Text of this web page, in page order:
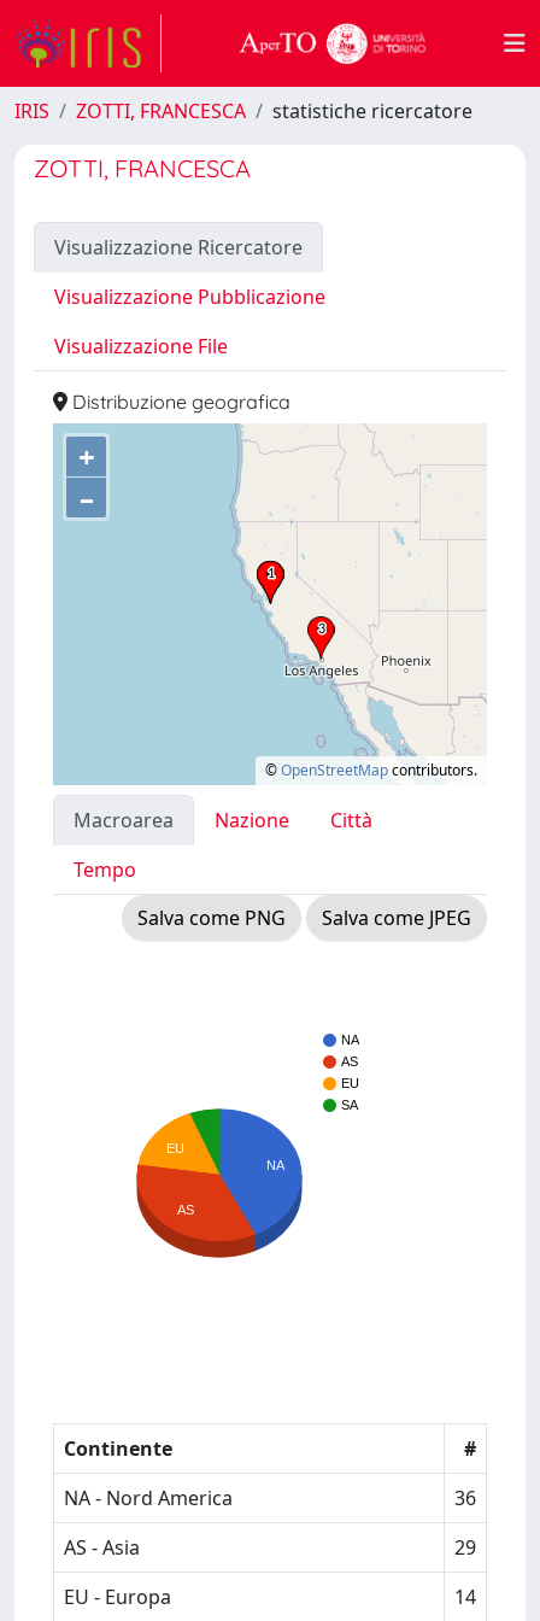
IRIS ZOTTI, FRANCESCA statistiche ricercatore
ZOTTI, FRANCESCA
Visualizzazione Ricercatore
Visualizzazione Pubblicazione
Visualizzazione File
Distribuzione geografica
+
–
©OpenStreetMapcontributors.
Macroarea Nazione
Città
Tempo
Salva come PNG
Salva come JPEG
NA
AS
EU
SA
NA
EU
AS
Continente
#
NA - Nord America
36
AS - Asia
29
EU - Europa
14